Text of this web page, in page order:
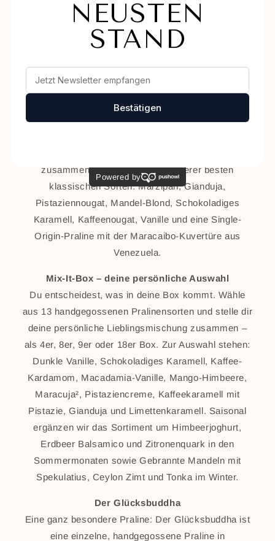
Chocolate Awards
holten Macadamia Vanille,
Maracuja hoch 2 und Erdbeer Balsamico jeweils
Gold (2025) sowie Kaffeekaramell mit Pistazie Gold
Classic-Box – der französische Klassiker
Schnittpralinen sind der französische
Pralinentradition – schokoladig umhüllt und von
zusammengestellte Auswahl unserer besten
klassischen Sorten: Marzipan, Gianduja,
Pistaziennougat, Mandel-Blond, Schokoladiges
Karamell, Kaffeenougat, Vanille und eine Single-
Origin-Praline mit der Maracaibo-Kuvertüre aus
Venezuela.
Mix-It-Box – deine persönliche Auswahl
Du entscheidest, was in deine Box kommt. Wähle
aus 13 handgegossenen Pralinensorten und stelle dir
deine persönliche Lieblingsmischung zusammen –
als 4er, 8er, 9er oder 18er Box. Zur Auswahl stehen:
Dunkle Vanille, Schokoladiges Karamell, Kaffee-
Kardamom, Macadamia-Vanille, Mango-Himbeere,
Maracuja², Pistaziencreme, Kaffeekaramell mit
Pistazie, Gianduja und Limettenkaramell. Saisonal
ergänzen wir das Sortiment um Himbeerjoghurt,
Erdbeer Balsamico und Zitronenquark in den
Sommermonaten sowie Gebrannte Mandeln mit
Spekulatius, Ceylon Zimt und Tonka im Winter.
Der Glücksbuddha
Eine ganz besondere Praline: Der Glücksbuddha ist
eine einzelne, handgegossene Praline in